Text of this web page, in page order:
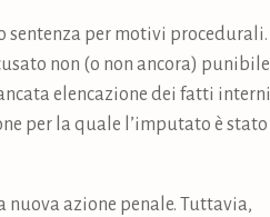
sentenza per motivi procedurali.
non (o non ancora) punibile
elencazione dei fatti interni
per la quale l’imputato è stato
azione penale. Tuttavia,